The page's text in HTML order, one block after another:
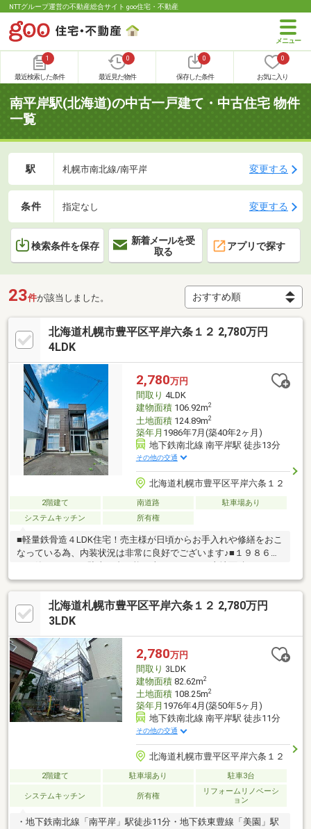
NTTグループ運営の不動産総合サイト goo住宅・不動産
1
最近検索した条件
0
最近見た物件
0
保存した条件
0
お気に入り
南平岸駅(北海道)の中古一戸建て・中古住宅 物件
一覧
駅 札幌市南北線/南平岸 変更する
条件 指定なし 変更する
検索条件を保存
新着メールを受
取る
アプリで探す
23件が該当しました。
北海道札幌市豊平区平岸六条１２ 2,780万円
4LDK
2,780万円
間取り 4LDK
建物面積106.92m2
土地面積124.89m2
築年月 1986年7月(築40年2ヶ月)
地下鉄南北線 南平岸駅 徒歩13分
その他の交通
北海道札幌市豊平区平岸六条１２
2階建て 南道路
駐車場あり
システムキッチン
所有権
■軽量鉄骨造４LDK住宅！売主様が日頃からお手入れや修繕をおこ
なっている為、内装状況は非常に良好でございます♪■１９８６年
４．８９m2（３７．７７坪） ■建物面積：１０６．９２m2（３
２．３４坪）■南側前面道路幅員：約５．００ｍ（位置指定道
路・私道負担無） ■地下鉄南北線「南平岸」駅徒歩約１３分
地下鉄東豊線「美園」駅徒歩約１５分の地下鉄２路線利用可能エ
居室６帖以上でプライベート空間も充実♪■東山小学校 徒歩約１
２分 陵陽中学校 徒歩約４分
北海道札幌市豊平区平岸六条１２ 2,780万円
3LDK
2,780万円
間取り 3LDK
建物面積82.62m2
土地面積108.25m2
築年月 1976年4月(築50年5ヶ月)
地下鉄南北線 南平岸駅 徒歩11分
その他の交通
北海道札幌市豊平区平岸六条１２
2階建て 駐車場あり 駐車3台
システムキッチン 所有権
リフォームリノベーシ
ョン
・地下鉄南北線「南平岸」駅徒歩11分・地下鉄東豊線「美園」駅